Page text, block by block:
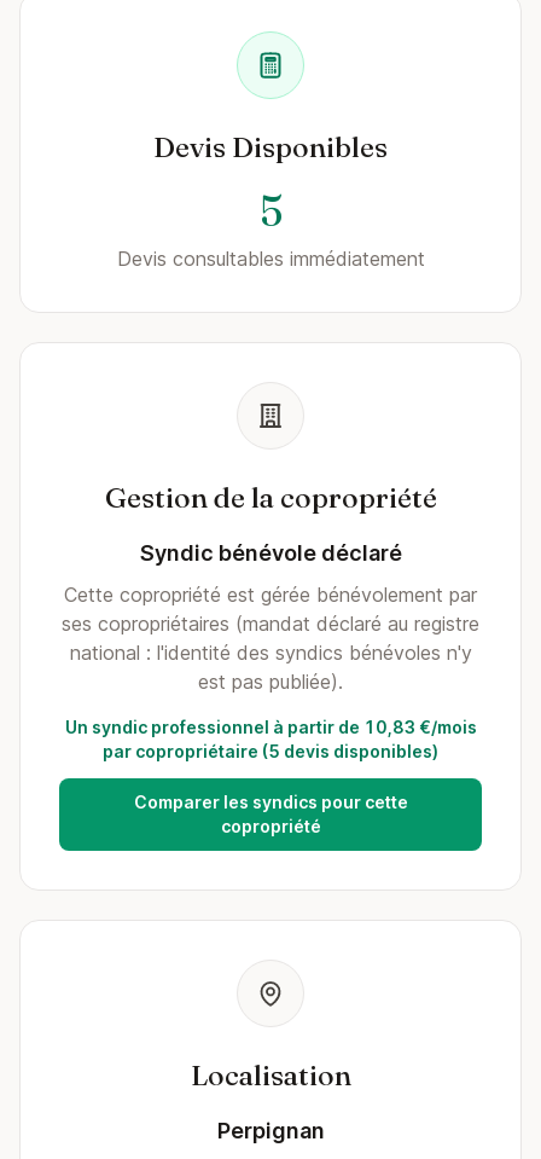
Devis Disponibles
5
Devis consultables immédiatement
Gestion de la copropriété
Syndic bénévole déclaré
Cette copropriété est gérée bénévolement par
ses copropriétaires (mandat déclaré au registre
national : l'identité des syndics bénévoles n'y
est pas publiée).
Un syndic professionnel à partir de 10,83 €/mois
par copropriétaire (5 devis disponibles)
Comparer les syndics pour cette
copropriété
Localisation
Perpignan